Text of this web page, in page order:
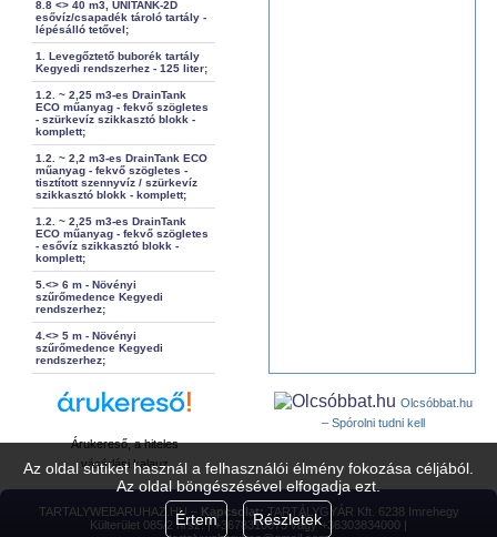
Az oldal sütiket használ a felhasználói élmény fokozása céljából.
Az oldal böngészésével elfogadja ezt.
Értem
Részletek
8.8 <> 40 m3, UNITANK-2D
esővíz/csapadék tároló tartály -
lépésálló tetővel;
1. Levegőztető buborék tartály
Kegyedi rendszerhez - 125 liter;
1.2. ~ 2,25 m3-es DrainTank
ECO műanyag - fekvő szögletes
- szürkevíz szikkasztó blokk -
komplett;
1.2. ~ 2,2 m3-es DrainTank ECO
műanyag - fekvő szögletes -
tisztított szennyvíz / szürkevíz
szikkasztó blokk - komplett;
1.2. ~ 2,25 m3-es DrainTank
ECO műanyag - fekvő szögletes
- esővíz szikkasztó blokk -
komplett;
5.<> 6 m - Növényi
szűrőmedence Kegyedi
rendszerhez;
4.<> 5 m - Növényi
szűrőmedence Kegyedi
rendszerhez;
Árukereső, a hiteles
vásárlási kalauz
Olcsóbbat.hu
– Spórolni tudni kell
TARTALYWEBARUHAZ.HU – Kapcsolat: TARTÁLYGYÁR Kft. 6238 Imrehegy
Külterület 085/2 hrsz. | +3678310073 vagy +36303834000 |